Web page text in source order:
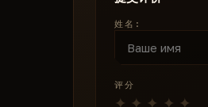
按武器类别配置
激活键
触发自瞄 — 磁吸模式
姓名:
评分